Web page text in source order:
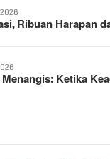
Ribuan Harapan
Ketika